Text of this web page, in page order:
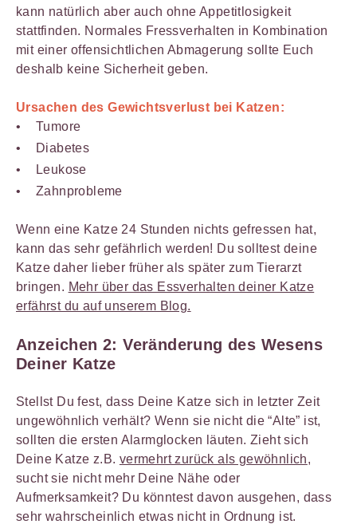
kann natürlich aber auch ohne Appetitlosigkeit
stattfinden. Normales Fressverhalten in Kombination
mit einer offensichtlichen Abmagerung sollte Euch
deshalb keine Sicherheit geben.
Ursachen des Gewichtsverlust bei Katzen:
Tumore
Diabetes
Leukose
Zahnprobleme
Wenn eine Katze 24 Stunden nichts gefressen hat,
kann das sehr gefährlich werden! Du solltest deine
Katze daher lieber früher als später zum Tierarzt
bringen. Mehr über das Essverhalten deiner Katze
erfährst du auf unserem Blog.
Anzeichen 2: Veränderung des Wesens
Deiner Katze
Stellst Du fest, dass Deine Katze sich in letzter Zeit
ungewöhnlich verhält? Wenn sie nicht die “Alte” ist,
sollten die ersten Alarmglocken läuten. Zieht sich
Deine Katze z.B. vermehrt zurück als gewöhnlich,
sucht sie nicht mehr Deine Nähe oder
Aufmerksamkeit? Du könntest davon ausgehen, dass
sehr wahrscheinlich etwas nicht in Ordnung ist.